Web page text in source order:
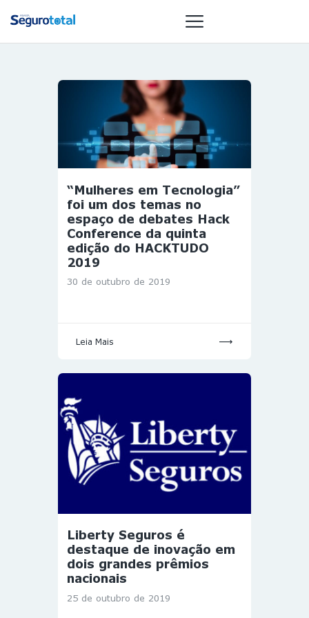
NOTÍCIAS
REVISTA
ESPECIAIS
GAIVOTA DE
ST SUMMIT
MULHERES
GESTORAS
HOMEST
HOME
“Mulheres em Tecnologia”
foi um dos temas no
espaço de debates Hack
Conference da quinta
edição do HACKTUDO
2019
30 de outubro de 2019
Leia Mais
Liberty Seguros é
destaque de inovação em
dois grandes prêmios
nacionais
25 de outubro de 2019